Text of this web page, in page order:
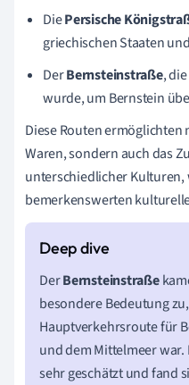
DiePersische
griechischen Staaten
DerBernsteinstraße,
wurde, um Bernstein
Diese Routen
Waren, sondern auch das
unterschiedlicher Kulturen,
bemerkenswerten
DerBernsteinstraße
besondere Bedeutung
Hauptverkehrsroute für
und dem Mittelmeer
sehr geschätzt und fand